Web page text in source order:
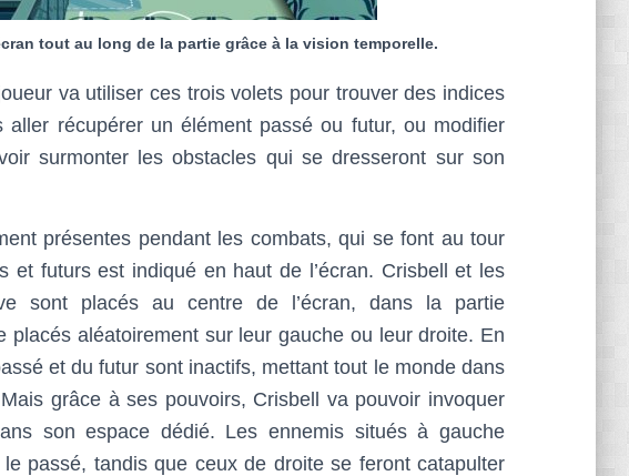
tout au long de la partie grâce à la vision temporelle.
va utiliser ces trois volets pour trouver des indices
aller récupérer un élément passé ou futur, ou modifier
surmonter les obstacles qui se dresseront sur son
présentes pendant les combats, qui se font au tour
et futurs est indiqué en haut de l’écran. Crisbell et les
sont placés au centre de l’écran, dans la partie
placés aléatoirement sur leur gauche ou leur droite. En
et du futur sont inactifs, mettant tout le monde dans
grâce à ses pouvoirs, Crisbell va pouvoir invoquer
son espace dédié. Les ennemis situés à gauche
passé, tandis que ceux de droite se feront catapulter